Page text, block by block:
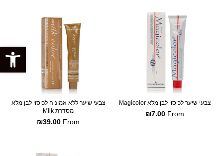
צבעי שיער לכיסוי לבן מלא Magicolor
From
₪7.00
צבעי שיער ללא אמוניה לכיסוי לבן מלא
מסדרת Milk
From
₪39.00
פתח